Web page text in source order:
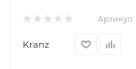
Артикул:
Kranz